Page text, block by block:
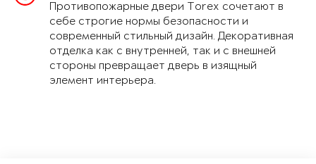
Противопожарные двери Torex сочетают в
себе строгие нормы безопасности и
современный стильный дизайн. Декоративная
отделка как с внутренней, так и с внешней
стороны превращает дверь в изящный
элемент интерьера.